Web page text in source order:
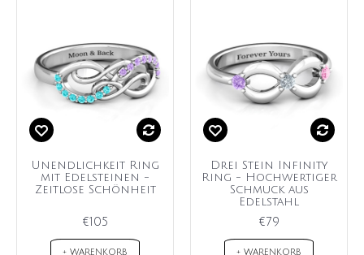
Unendlichkeit Ring
mit Edelsteinen -
Zeitlose Schönheit
€105
+ WARENKORB
Drei Stein Infinity
Ring - Hochwertiger
Schmuck aus
Edelstahl
€79
+ WARENKORB